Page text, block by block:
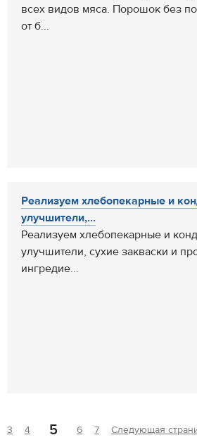
всех видов мяса. Порошок без
от б...
Реализуем хлебопекарные и
улучшители,...
Реализуем хлебопекарные и
улучшители, сухие закваски и
ингредие...
3 4 5 6 7 Следующая